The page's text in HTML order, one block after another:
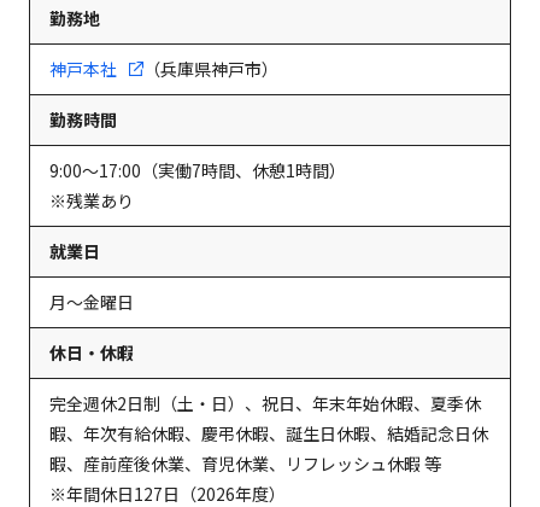
勤務地
神戸本社 （兵庫県神戸市）
勤務時間
9:00～17:00（実働7時間、休憩1時間）
※残業あり
就業日
月～金曜日
休日・休暇
完全週休2日制（土・日）、祝日、年末年始休暇、夏季休
暇、年次有給休暇、慶弔休暇、誕生日休暇、結婚記念日休
暇、産前産後休業、育児休業、リフレッシュ休暇 等
※年間休日127日（2026年度）